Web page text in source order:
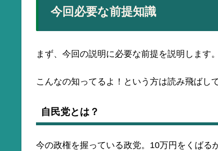
今回必要な前提知識
まず、今回の説明に必要な前提を説明します
こんなの知ってるよ！という方は読み飛ばし
自民党とは？
今の政権を握っている政党。10万円をくばる